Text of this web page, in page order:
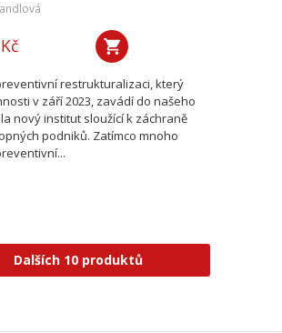
restrukturalizaci, který
v září 2023, zavádí do našeho
nový institut sloužící k záchraně
podniků. Zatímco mnoho
Dalších 10 produktů